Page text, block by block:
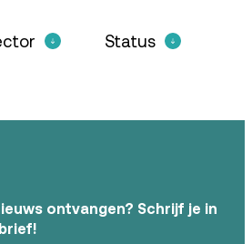
Status
ontvangen? Schrijf je in